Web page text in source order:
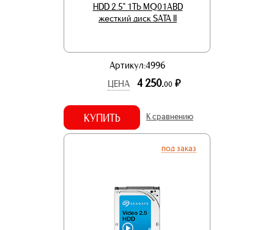
HDD 2.5" 1Tb MQ01ABD
жесткий диск SATA II
Артикул:4996
ЦЕНА
4 250.00 р.
КУПИТЬ К сравнению
под заказ